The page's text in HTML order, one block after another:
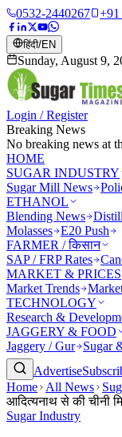
0532-2440267 +91
हिंदी/EN
Sunday, August 9,
Login / Register
Breaking News
No breaking news at
HOME
SUGAR INDUSTRY
Sugar Mill News
ETHANOL
Blending News
Molasses E20 Push
FARMER / किसान
SAP / FRP Rates
MARKET & PRICES
Market Trends
TECHNOLOGY
Research &
JAGGERY & FOOD
Jaggery / Gur
Sugar
Advertise
Home
All News
आदित्यनाथ से की चीनी
Sugar Industry